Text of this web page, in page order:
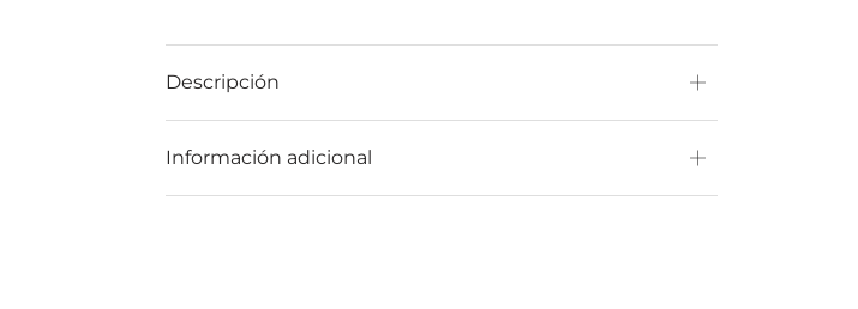
Descripción
Información adicional